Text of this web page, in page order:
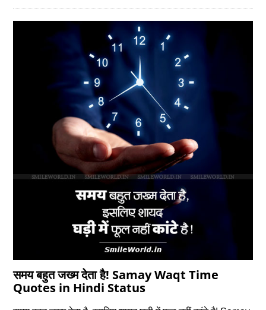
समय बहुत जख्म देता है! Samay Waqt Time
Quotes in Hindi Status